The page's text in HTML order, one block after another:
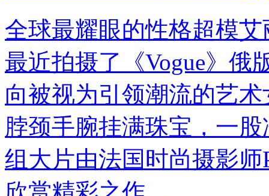
全球最耀眼的性格超模艾
最近拍摄了《Vogue》俄
向被视为引领潮流的艺
脖颈手腕挂满珠宝，一
组大片由法国时尚摄影师